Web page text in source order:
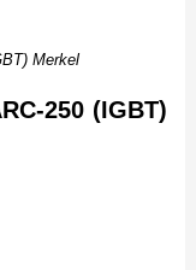
Merkel
250 (IGBT)